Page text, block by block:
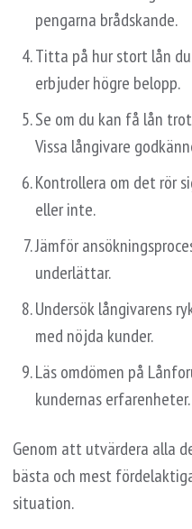
pengarna brådskande.
Titta på hur stort lån
erbjuder högre belopp.
Se om du kan få lån
Vissa långivare
Kontrollera om det rör
eller inte.
Jämför
underlättar.
Undersök långivarens
med nöjda kunder.
Läs omdömen på
kundernas erfarenheter.
Genom att utvärdera alla
bästa och mest
situation.